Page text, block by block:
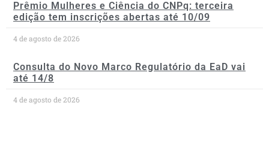
Prêmio Mulheres e Ciência do CNPq: terceira
edição tem inscrições abertas até 10/09
4 de agosto de 2026
Consulta do Novo Marco Regulatório da EaD vai
até 14/8
4 de agosto de 2026